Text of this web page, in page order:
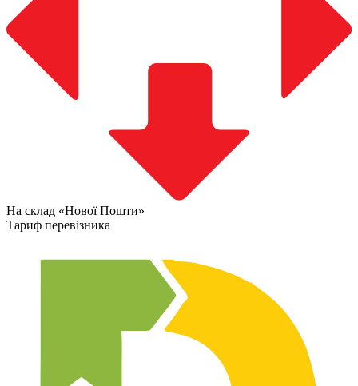
На склад «Нової Пошти»
Тариф перевізника